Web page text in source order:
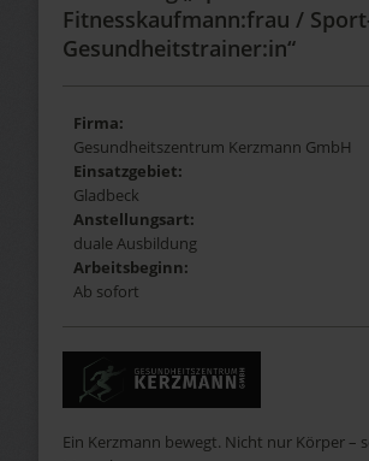
Fitnesskaufmann:frau /
Gesundheitstrainer:in“
Firma:
Gesundheitszentrum Kerzmann GmbH
Einsatzgebiet:
Gladbeck
Anstellungsart:
duale Ausbildung
Arbeitsbeginn:
Ab sofort
Ein Kerzmann bewegt. Nicht nur Körper –